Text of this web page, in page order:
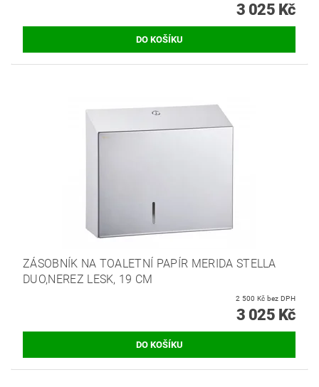
3 025 Kč
ZÁSOBNÍK NA TOALETNÍ PAPÍR MERIDA STELLA
DUO,NEREZ LESK, 19 CM
2 500 Kč bez DPH
3 025 Kč